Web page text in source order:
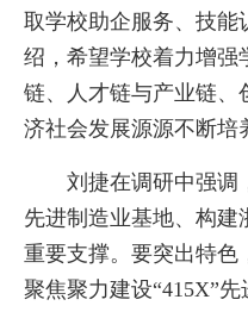
取学校助企服务、技能
绍，希望学校着力增强
链、人才链与产业链、
济社会发展源源不断培
刘捷在调研中强调
先进制造业基地、构建
重要支撑。要突出特色
聚焦聚力建设“415X”